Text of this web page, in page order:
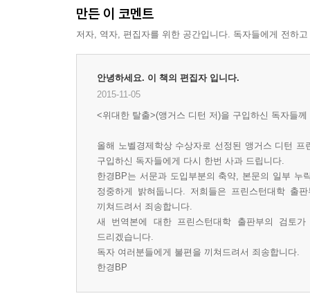
만든 이 코멘트
저자, 역자, 편집자를 위한 공간입니다. 독자들에게 전하
안녕하세요. 이 책의 편집자 입니다.
2015-11-05
<위대한 탈출>(앵거스 디턴 저)을 구입하신 독자들께
올해 노벨경제학상 수상자로 선정된 앵거스 디턴
구입하신 독자들에게 다시 한번 사과 드립니다.
한경BP는 서문과 도입부분의 축약, 본문의 일부 누
정중하게 밝혀둡니다. 저희들은 프린스턴대학 출
끼쳐드려서 죄송합니다.
새 번역본에 대한 프린스턴대학 출판부의 검토
드리겠습니다.
독자 여러분들에게 불편을 끼쳐드려서 죄송합니다.
한경BP